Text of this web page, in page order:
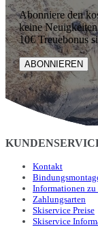
Abonniere den
keine
10€ Treuebonus
ABONNIEREN
Kontakt
Informationen zu
Zahlungsarten
Skiservice Preise
Skiservice